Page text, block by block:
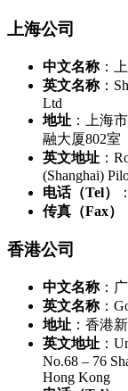
上海公司
中文名称：
英文名称：
Ltd
地址 ：上海
融大厦802室
英文地址 ：
(Shanghai)
电话（Tel）
传真（Fax）
香港公司
中文名称：
英文名称：
地址 ：香港
英文地址 ：
No.68 – 76
Hong Kong